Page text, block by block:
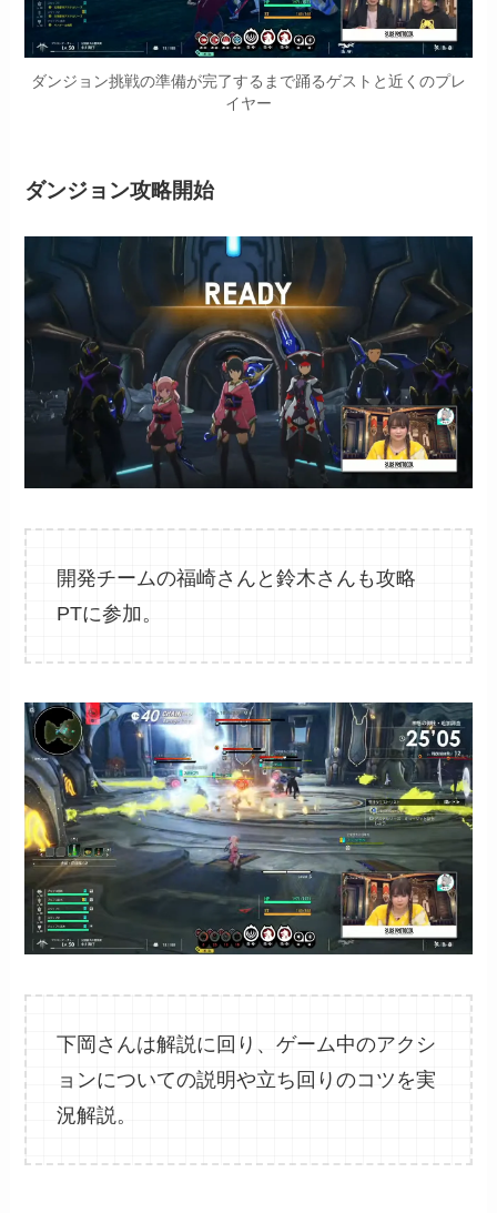
ダンジョン挑戦の準備が完了するまで踊るゲストと近くのプレ
イヤー
ダンジョン攻略開始
開発チームの福崎さんと鈴木さんも攻略
PTに参加。
下岡さんは解説に回り、ゲーム中のアクシ
ョンについての説明や立ち回りのコツを実
況解説。